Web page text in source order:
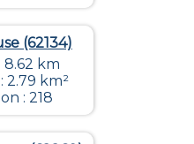
(62134)
8.62 km
2.79 km²
: 218